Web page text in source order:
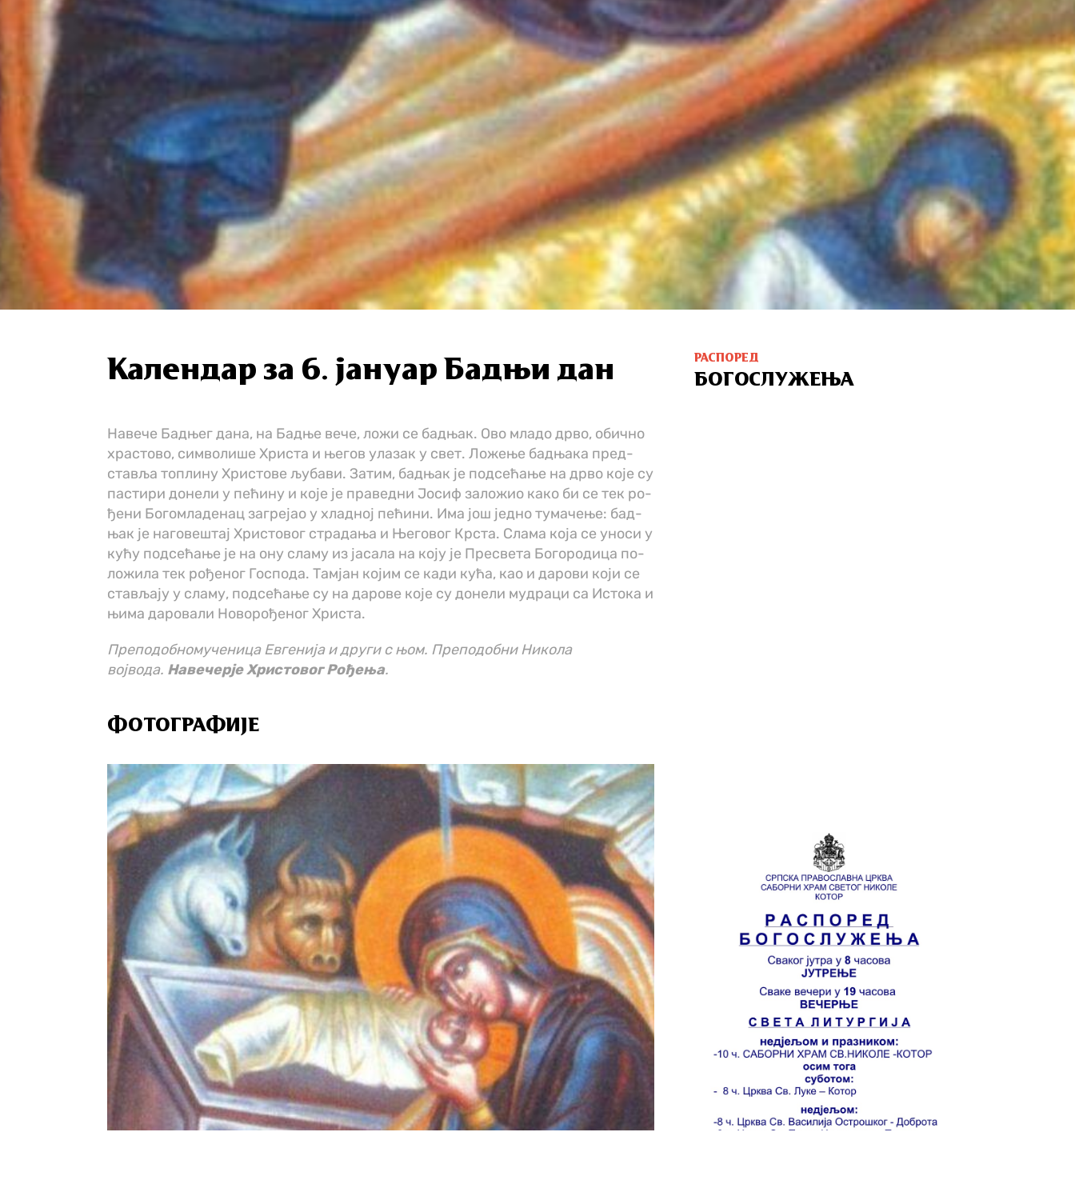
Календар за 6. јануар Бад­њи дан
Hа­ве­че Бад­њег да­на, на Бад­ње ве­че, ло­жи се бад­њак. Ово мла­до др­во, обич­но
хра­сто­во, сим­во­ли­ше Хри­ста и ње­гов ула­зак у свет. Ло­же­ње бад­ња­ка пред­
ста­вља то­пли­ну Хри­сто­ве љу­ба­ви. За­тим, бад­њак је под­се­ћа­ње на др­во ко­је су
па­стири до­не­ли у пе­ћи­ну и ко­је је пра­вед­ни Јо­сиф за­ло­жио ка­ко би се тек ро­
ђе­ни Бо­го­мла­де­нац за­гре­јао у хлад­ној пе­ћи­ни. Има још јед­но ту­ма­че­ње: бад­
њак је на­го­ве­штај Хри­сто­вог стра­да­ња и Ње­го­вог Кр­ста. Сла­ма ко­ја се уно­си у
ку­ћу под­се­ћа­ње је на ону сла­му из ја­са­ла на ко­ју је Пре­све­та Бо­го­ро­ди­ца по­
ло­жи­ла тек ро­ђе­ног Го­спо­да. Та­мјан ко­јим се ка­ди ку­ћа, као и да­ро­ви ко­ји се
ста­вља­ју у сла­му, под­се­ћа­ње су на да­ро­ве ко­је су до­не­ли му­дра­ци са Ис­то­ка и
њи­ма да­ро­ва­ли Но­во­ро­ђе­ног Хри­ста.
Преподобномученица Евгенија и други с њом. Преподобни Никола
војвода. Навечерје Христовог Рођења.
ФОТОГРАФИЈЕ
РАСПОРЕД
БОГОСЛУЖЕЊА